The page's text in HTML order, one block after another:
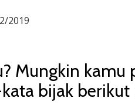
2019
Mungkin
bijak berikut